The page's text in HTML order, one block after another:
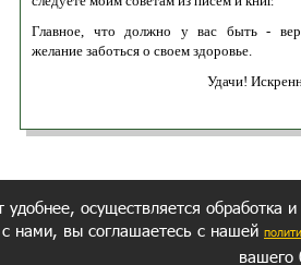
Главное, что должно у вас быть -
желание заботься о своем здоровье.
Удачи!
удобнее, осуществляется обработка
нами, вы соглашаетесь с нашей
вашего